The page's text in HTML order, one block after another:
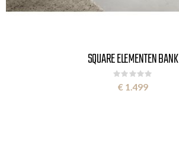
SQUARE ELEMENTEN BANK
Rating:
0%
€ 1.499